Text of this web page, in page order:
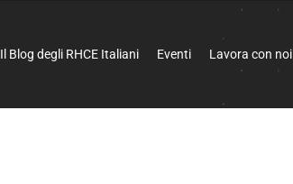
Il Blog degli RHCE Italiani Eventi Lavora con noi